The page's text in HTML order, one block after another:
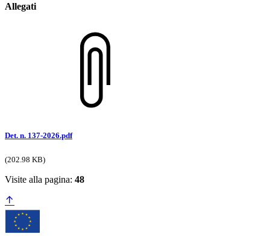
Allegati
Det. n. 137-2026.pdf
(202.98 KB)
Visite alla pagina: 48